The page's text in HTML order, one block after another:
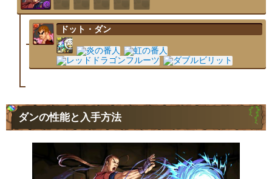
ドット・ダン
ダンの性能と入手方法